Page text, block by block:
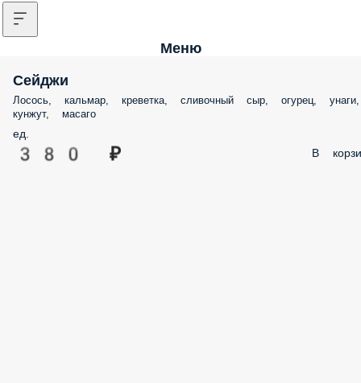
Меню
Сейджи
Лосось, кальмар, креветка, сливочный сыр, огурец, унаги,
кунжут, масаго
ед.
380 ₽ В